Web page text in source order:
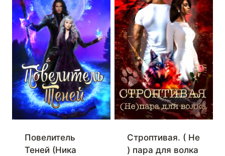
Повелитель
Теней (Ника
Строптивая. ( Не
) пара для волка